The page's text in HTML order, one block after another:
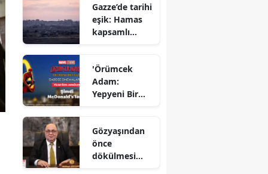
sıkıştı
Gazze’de tarihi
eşik: Hamas
kapsamlı
onayladı
'Örümcek
Adam:
Yepyeni Bir
şimdi
McDonald’s
Türkiye’de
Gözyaşından
önce
dökülmesi